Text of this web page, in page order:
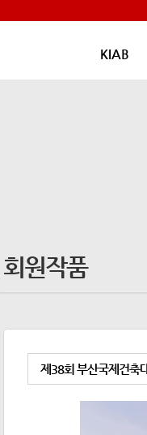
KIAB
회원작품
제38회 부산국제건축